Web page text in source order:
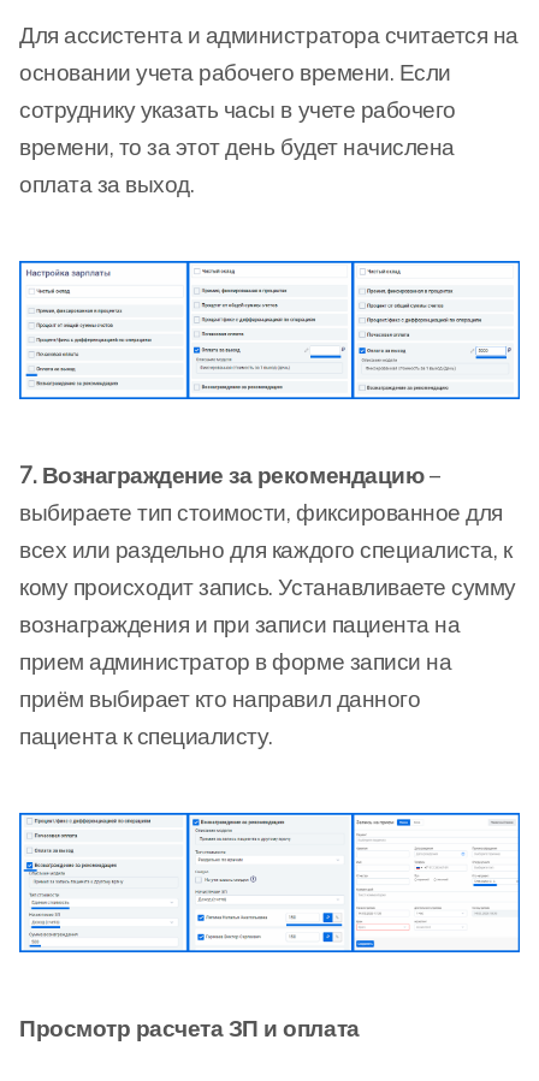
Для ассистента и администратора считается на
основании учета рабочего времени. Если
сотруднику указать часы в учете рабочего
времени, то за этот день будет начислена
оплата за выход.
7. Вознаграждение за рекомендацию–
выбираете тип стоимости, фиксированное для
всех или раздельно для каждого специалиста, к
кому происходит запись. Устанавливаете сумму
вознаграждения и при записи пациента на
прием администратор в форме записи на
приём выбирает кто направил данного
пациента к специалисту.
Просмотр расчета ЗП и оплата